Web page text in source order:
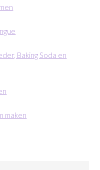
Baking Soda en
maken